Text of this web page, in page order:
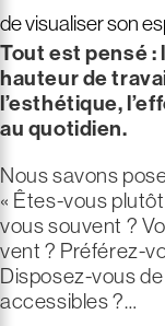
de visualiser son
Tout est pensé :
hauteur de
l’esthétique,
au quotidien.
Nous savons
« Êtes-vous
vous souvent ?
vent ? Préférez-
Disposez-vous
accessibles ?…